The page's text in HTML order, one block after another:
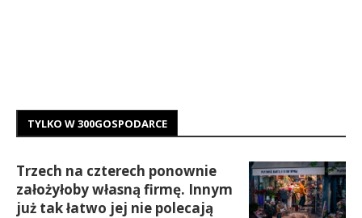
TYLKO W 300GOSPODARCE
Trzech na czterech ponownie
założyłoby własną firmę. Innym
już tak łatwo jej nie polecają